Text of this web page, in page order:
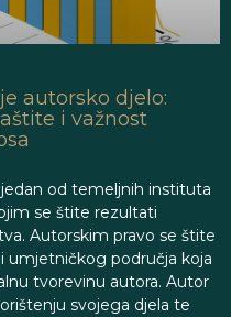
autorsko djelo:
i važnost
od temeljnih instituta
se štite rezultati
Autorskim pravo se štite
umjetničkog područja koja
tvorevinu autora. Autor
svojega djela te